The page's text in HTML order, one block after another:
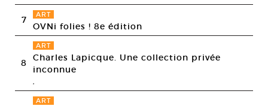
7 ART
OVNi folies ! 8e édition
8
ART
Charles Lapicque. Une collection privée
inconnue
ART